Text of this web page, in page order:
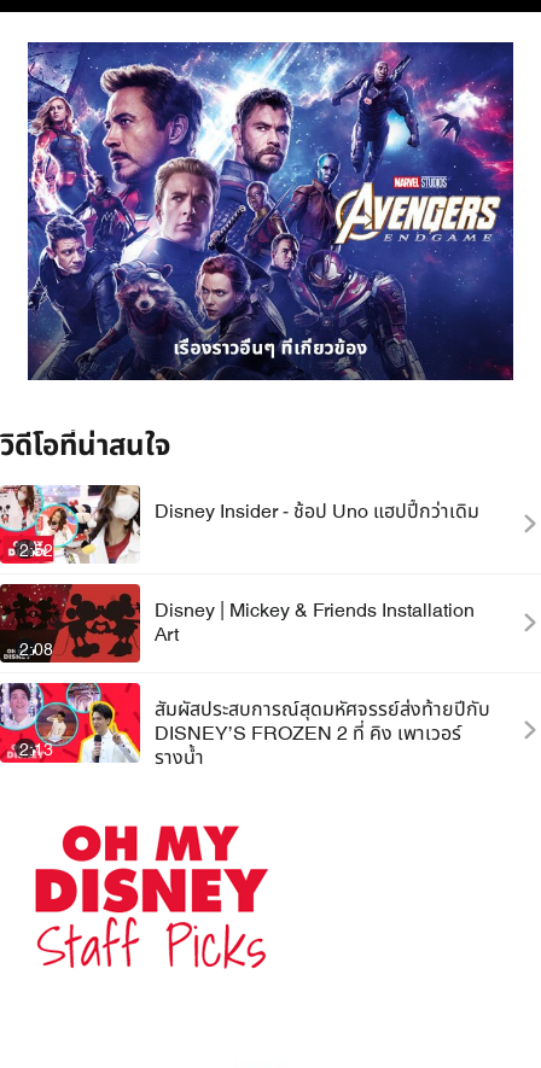
วิดีโอที่น่าสนใจ
2:52
Disney Insider - ช้อป Uno แฮปปี้กว่าเดิม
2:08
Disney | Mickey & Friends Installation
Art
2:13
สัมผัสประสบการณ์สุดมหัศจรรย์ส่งท้ายปีกับ
DISNEY’S FROZEN 2 ที่ คิง เพาเวอร์
รางน้ำ